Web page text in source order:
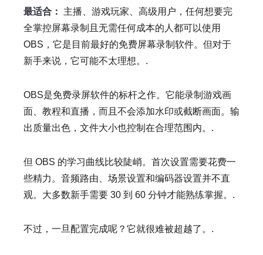
最适合：
主播、游戏玩家、高级用户，任何想要完
全掌控屏幕录制且无需任何成本的人都可以使用
OBS，它是目前最好的免费屏幕录制软件。但对于
新手来说，它可能不太理想。.
OBS是免费录屏软件的标杆之作。它能录制游戏画
面、教程和直播，而且不会添加水印或截断画面。输
出质量出色，文件大小也控制在合理范围内。.
但 OBS 的学习曲线比较陡峭。首次设置需要花费一
些精力。音频路由、场景设置和编码器设置并不直
观。大多数新手需要 30 到 60 分钟才能熟练掌握。.
不过，一旦配置完成呢？它就很难被超越了。.